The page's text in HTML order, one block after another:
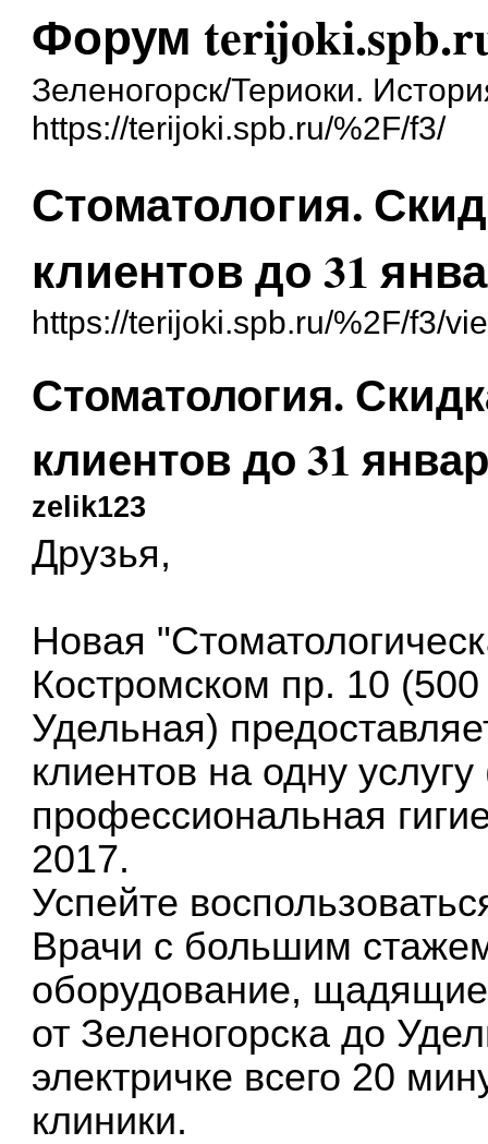
Форум
Зеленогорск/Териоки.
https://terijoki.spb.ru/%2F/f3/
Стоматология.
клиентов до 31
https://terijoki.spb.ru/%2F/f3/
Стоматология.
клиентов до 31
zelik123
Друзья,
Новая
Костромском пр. 10
Удельная)
клиентов на одну
профессиональная
2017.
Успейте
Врачи с большим
оборудование,
от Зеленогорска до
электричке всего 20
клиники.